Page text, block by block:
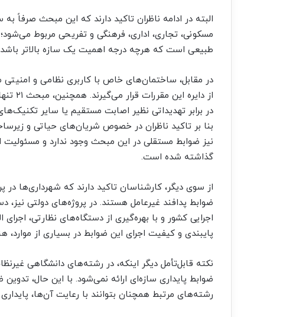
البته در ادامه ناظران تاکید دارند که این مبحث صرفاً
مسکونی، تجاری، اداری، فرهنگی و تفریحی مربوط
طبیعی است که هرچه درجه اهمیت یک سازه بالاتر
در مقابل، ساختمان‌های خاص با کاربری نظامی و
از
در برابر تهدیداتی نظیر اصابت مستقیم یا سایر
بنا بر تاکید ناظران در خصوص شریان‌های حیاتی و
نیز ضوابط مستقلی در این مبحث وجود ندارد و
گذاشته شده است.
از سوی دیگر، کارشناسان تاکید دارند که شهرداری‌ها
ضوابط پدافند غیرعامل هستند. در پروژه‌های دولتی
اجرایی کشور و با بهره‌گیری از دستگاه‌های نظارتی، اجرای
پایبندی و کیفیت اجرای این ضوابط در بسیاری از موارد،
نکته قابل‌تأمل دیگر اینکه، در رشته‌های دانشگاهی
رشته‌های مرتبط همچنان بتوانند با رعایت آن‌ها، پایداری